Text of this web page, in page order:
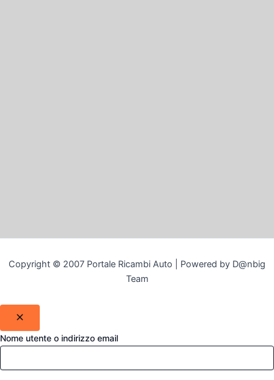
Copyright © 2007 Portale Ricambi Auto | Powered by D@nbig
Team
Nome utente o indirizzo email